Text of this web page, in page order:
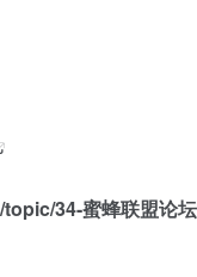
34-蜜蜂联盟论